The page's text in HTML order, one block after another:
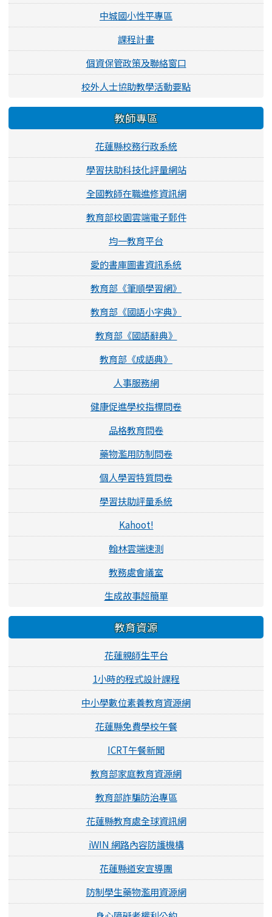
中城國小性平專區
課程計畫
個資保管政策及聯絡窗口
校外人士協助教學活動要點
教師專區
花蓮縣校務行政系統
學習扶助科技化評量網站
全國教師在職進修資訊網
教育部校園雲端電子郵件
均一教育平台
愛的書庫圖書資訊系統
教育部《筆順學習網》
教育部《國語小字典》
教育部《國語辭典》
教育部《成語典》
人事服務網
健康促進學校指標問卷
品格教育問卷
藥物濫用防制問卷
個人學習特質問卷
學習扶助評量系統
Kahoot!
翰林雲端速測
教務處會議室
生成故事超簡單
教育資源
花蓮親師生平台
1小時的程式設計課程
中小學數位素養教育資源網
花蓮縣免費學校午餐
ICRT午餐新聞
教育部家庭教育資源網
教育部詐騙防治專區
花蓮縣教育處全球資訊網
iWIN 網路內容防護機構
花蓮縣道安宣導團
防制學生藥物濫用資源網